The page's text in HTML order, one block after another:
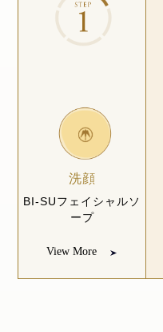
洗顔
BI-SUフェイシャルソ
ープ
View More